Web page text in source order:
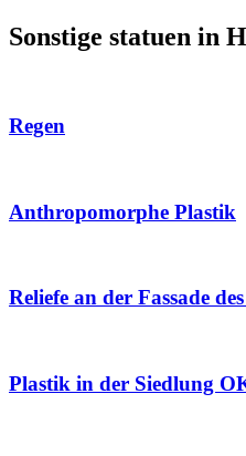
Sonstige statuen in
Regen
Anthropomorphe Plastik
Reliefe an der Fassade
Plastik in der Siedlung